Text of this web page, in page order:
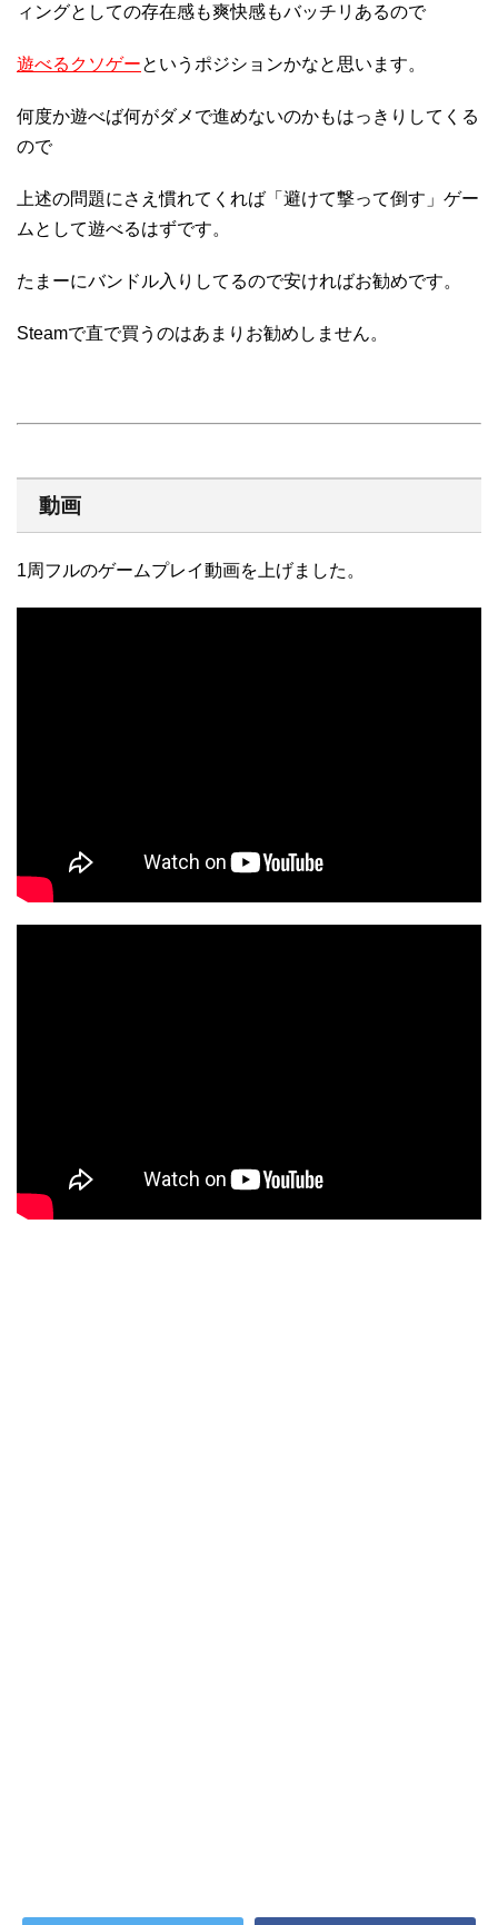
ィングとしての存在感も爽快感もバッチリあるので
遊べるクソゲーというポジションかなと思います。
何度か遊べば何がダメで進めないのかもはっきりしてくる
ので
上述の問題にさえ慣れてくれば「避けて撃って倒す」ゲー
ムとして遊べるはずです。
たまーにバンドル入りしてるので安ければお勧めです。
Steamで直で買うのはあまりお勧めしません。
動画
1周フルのゲームプレイ動画を上げました。